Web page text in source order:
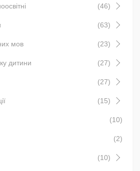
(46)
(63)
мов (23)
дитини (27)
(27)
(15)
(10)
(2)
(10)